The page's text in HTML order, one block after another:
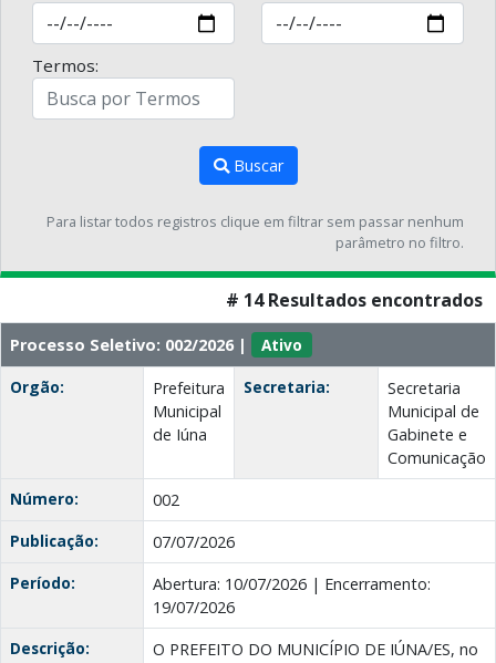
Termos:
Buscar
Para listar todos registros clique em filtrar sem passar nenhum
parâmetro no filtro.
# 14 Resultados encontrados
Processo Seletivo: 002/2026 | Ativo
Orgão:
Prefeitura
Municipal
de Iúna
Secretaria:
Secretaria
Municipal de
Gabinete e
Comunicação
Número:
002
Publicação:
07/07/2026
Período:
Abertura: 10/07/2026 | Encerramento:
19/07/2026
Descrição:
O PREFEITO DO MUNICÍPIO DE IÚNA/ES, no